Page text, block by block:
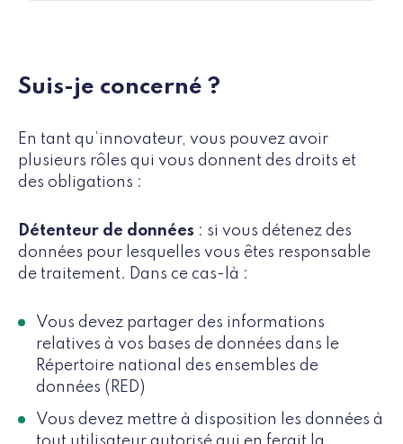
Suis-je concerné ?
En tant qu’innovateur, vous pouvez avoir
plusieurs rôles qui vous donnent des droits et
des obligations :
Détenteur de données : si vous détenez des
données pour lesquelles vous êtes responsable
de traitement. Dans ce cas-là :
Vous devez partager des informations
relatives à vos bases de données dans le
Répertoire national des ensembles de
données (RED)
Vous devez mettre à disposition les données à